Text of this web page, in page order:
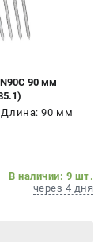
90 мм
Длина: 90 мм
В наличии: 9 шт.
через 4 дня